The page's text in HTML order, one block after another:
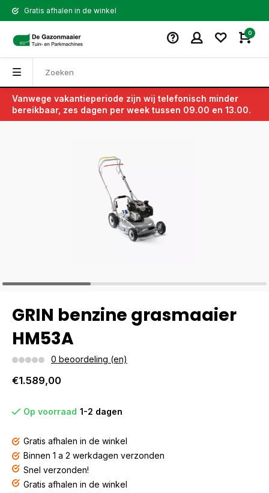
Gratis afhalen in de winkel
0
Vanwege vakantieperiode zijn wij telefonisch minder
bereikbaar, zes dagen per week tussen 09.00 en 13.00.
Terug
GRIN benzine grasmaaier
HM53A
0 beoordeling (en)
€1.589,00
Op voorraad 1-2 dagen
Gratis afhalen in de winkel
Binnen 1 a 2 werkdagen verzonden
Snel verzonden!
Gratis afhalen in de winkel